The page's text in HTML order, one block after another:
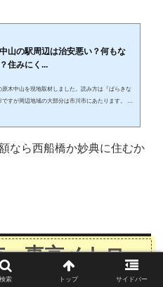
山の駅周辺は治安悪い？何もな
住みにく...
木中山を現地取材しました。読み方は『ばらきな
すが周辺地域の大部分は市川市にあたります。 こ
タを合わせ、不動産屋さんだけでは分からない、
なら西船橋か妙典に住むか
東京メトロ
検索 トップ サイドバー